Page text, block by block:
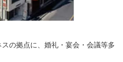
の拠点に、婚礼・宴会・会議等多